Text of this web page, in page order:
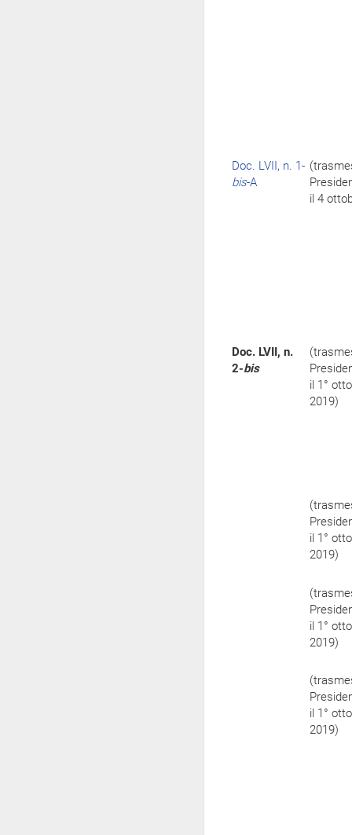
Doc. LVII, n. 1-
bis-A
il 4
Doc. LVII, n.
2-bis
il 1°
2019)
il 1°
2019)
il 1°
2019)
il 1°
2019)